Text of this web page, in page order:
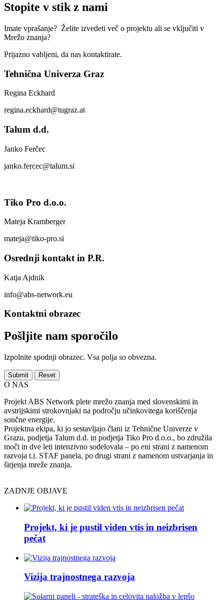
Stopite v stik z nami
Imate vprašanje? Želite izvedeti več o projektu ali se vključiti v
Mrežo znanja?
Prijazno vabljeni, da nas kontaktirate.
Tehnična Univerza Graz
Regina Eckhard
regina.eckhard@tugraz.at
Talum d.d.
Janko Ferčec
janko.fercec@talum.si
Tiko Pro d.o.o.
Mateja Kramberger
mateja@tiko-pro.si
Osrednji kontakt in P.R.
Katja Ajdnik
info@abs-network.eu
Kontaktni obrazec
Pošljite nam sporočilo
Izpolnite spodnji obrazec. Vsa polja so obvezna.
O NAS
Projekt ABS Network plete mrežo znanja med slovenskimi in
avstrijskimi strokovnjaki na področju učinkovitega koriščenja
sončne energije.
Projektna ekipa, ki jo sestavljajo člani iz Tehnične Univerze v
Grazu, podjetja Talum d.d. in podjetja Tiko Pro d.o.o., bo združila
moči in dve leti intenzivno sodelovala – po eni strani z namenom
razvoja t.i. STAF panela, po drugi strani z namenom ustvarjanja in
širjenja mreže znanja.
ZADNJE OBJAVE
Projekt, ki je pustil viden vtis in neizbrisen
pečat
Vizija trajnostnega razvoja